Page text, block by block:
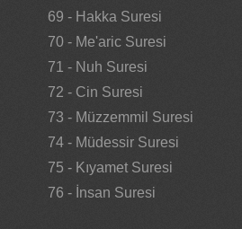
69 - Hakka Suresi
70 - Me'aric Suresi
71 - Nuh Suresi
72 - Cin Suresi
73 - Müzzemmil Suresi
74 - Müdessir Suresi
75 - Kıyamet Suresi
76 - İnsan Suresi